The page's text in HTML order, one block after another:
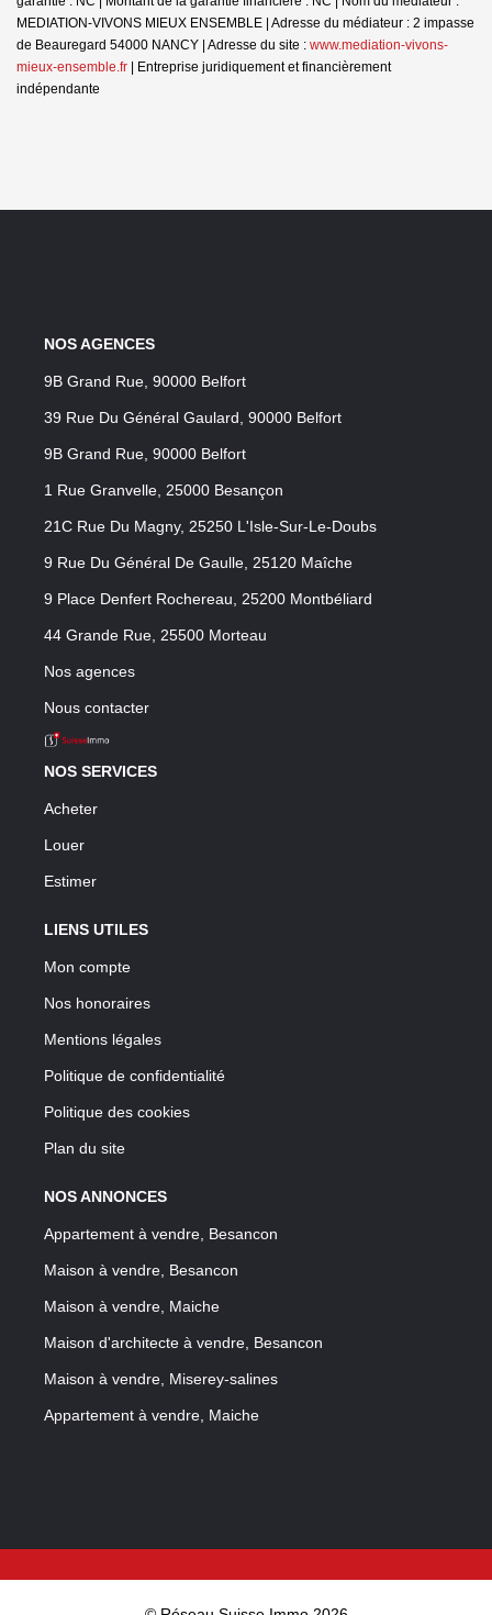
MEDIATION-VIVONS MIEUX ENSEMBLE | Adresse du médiateur : 2 impasse
de Beauregard 54000 NANCY | Adresse du site : www.mediation-vivons-
mieux-ensemble.fr
Entreprise juridiquement et financièrement
indépendante
NOS AGENCES
9B Grand Rue, 90000 Belfort
39 Rue Du Général Gaulard, 90000 Belfort
9B Grand Rue, 90000 Belfort
1 Rue Granvelle, 25000 Besançon
21C Rue Du Magny, 25250 L'Isle-Sur-Le-Doubs
9 Rue Du Général De Gaulle, 25120 Maîche
9 Place Denfert Rochereau, 25200 Montbéliard
44 Grande Rue, 25500 Morteau
Nos agences
Nous contacter
NOS SERVICES
Acheter
Louer
Estimer
LIENS UTILES
Mon compte
Nos honoraires
Mentions légales
Politique de confidentialité
Politique des cookies
Plan du site
NOS ANNONCES
Appartement à vendre, Besancon
Maison à vendre, Besancon
Maison à vendre, Maiche
Maison d'architecte à vendre, Besancon
Maison à vendre, Miserey-salines
Appartement à vendre, Maiche